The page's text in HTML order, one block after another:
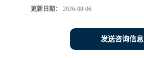
更新日期： 2026-08-06
发送咨询信息